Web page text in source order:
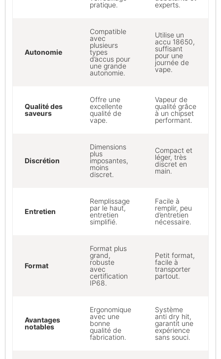
pratique.
experts.
Autonomie
Compatible
avec
plusieurs
types
d’accus pour
une grande
autonomie.
Utilise un
accu 18650,
suffisant
pour une
journée de
vape.
Qualité des
saveurs
Offre une
excellente
qualité de
vape.
Vapeur de
qualité grâce
à un chipset
performant.
Discrétion
Dimensions
plus
imposantes,
moins
discret.
Compact et
léger, très
discret en
main.
Entretien
Remplissage
par le haut,
entretien
simplifié.
Facile à
remplir, peu
d’entretien
nécessaire.
Format
Format plus
grand,
robuste
avec
certification
IP68.
Petit format,
facile à
transporter
partout.
Avantages
notables
Ergonomique
avec une
bonne
qualité de
fabrication.
Système
anti dry hit,
garantit une
expérience
sans souci.